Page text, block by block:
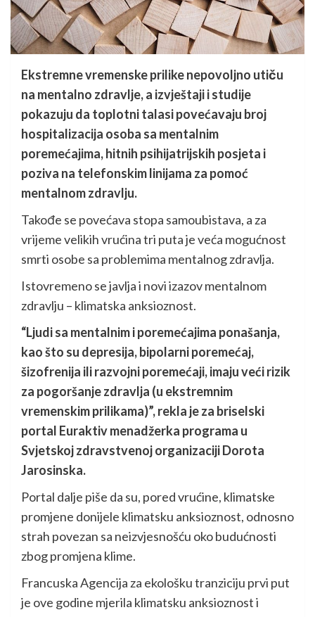
Ekstremne vremenske prilike nepovoljno utiču
na mentalno zdravlje, a izvještaji i studije
pokazuju da toplotni talasi povećavaju broj
hospitalizacija osoba sa mentalnim
poremećajima, hitnih psihijatrijskih posjeta i
poziva na telefonskim linijama za pomoć
mentalnom zdravlju.
Takođe se povećava stopa samoubistava, a za
vrijeme velikih vrućina tri puta je veća mogućnost
smrti osobe sa problemima mentalnog zdravlja.
Istovremeno se javlja i novi izazov mentalnom
zdravlju – klimatska anksioznost.
“Ljudi sa mentalnim i poremećajima ponašanja,
kao što su depresija, bipolarni poremećaj,
šizofrenija ili razvojni poremećaji, imaju veći rizik
za pogoršanje zdravlja (u ekstremnim
vremenskim prilikama)”, rekla je za briselski
portal Euraktiv menadžerka programa u
Svjetskoj zdravstvenoj organizaciji Dorota
Jarosinska.
Portal dalje piše da su, pored vrućine, klimatske
promjene donijele klimatsku anksioznost, odnosno
strah povezan sa neizvjesnošću oko budućnosti
zbog promjena klime.
Francuska Agencija za ekološku tranziciju prvi put
je ove godine mjerila klimatsku anksioznost i